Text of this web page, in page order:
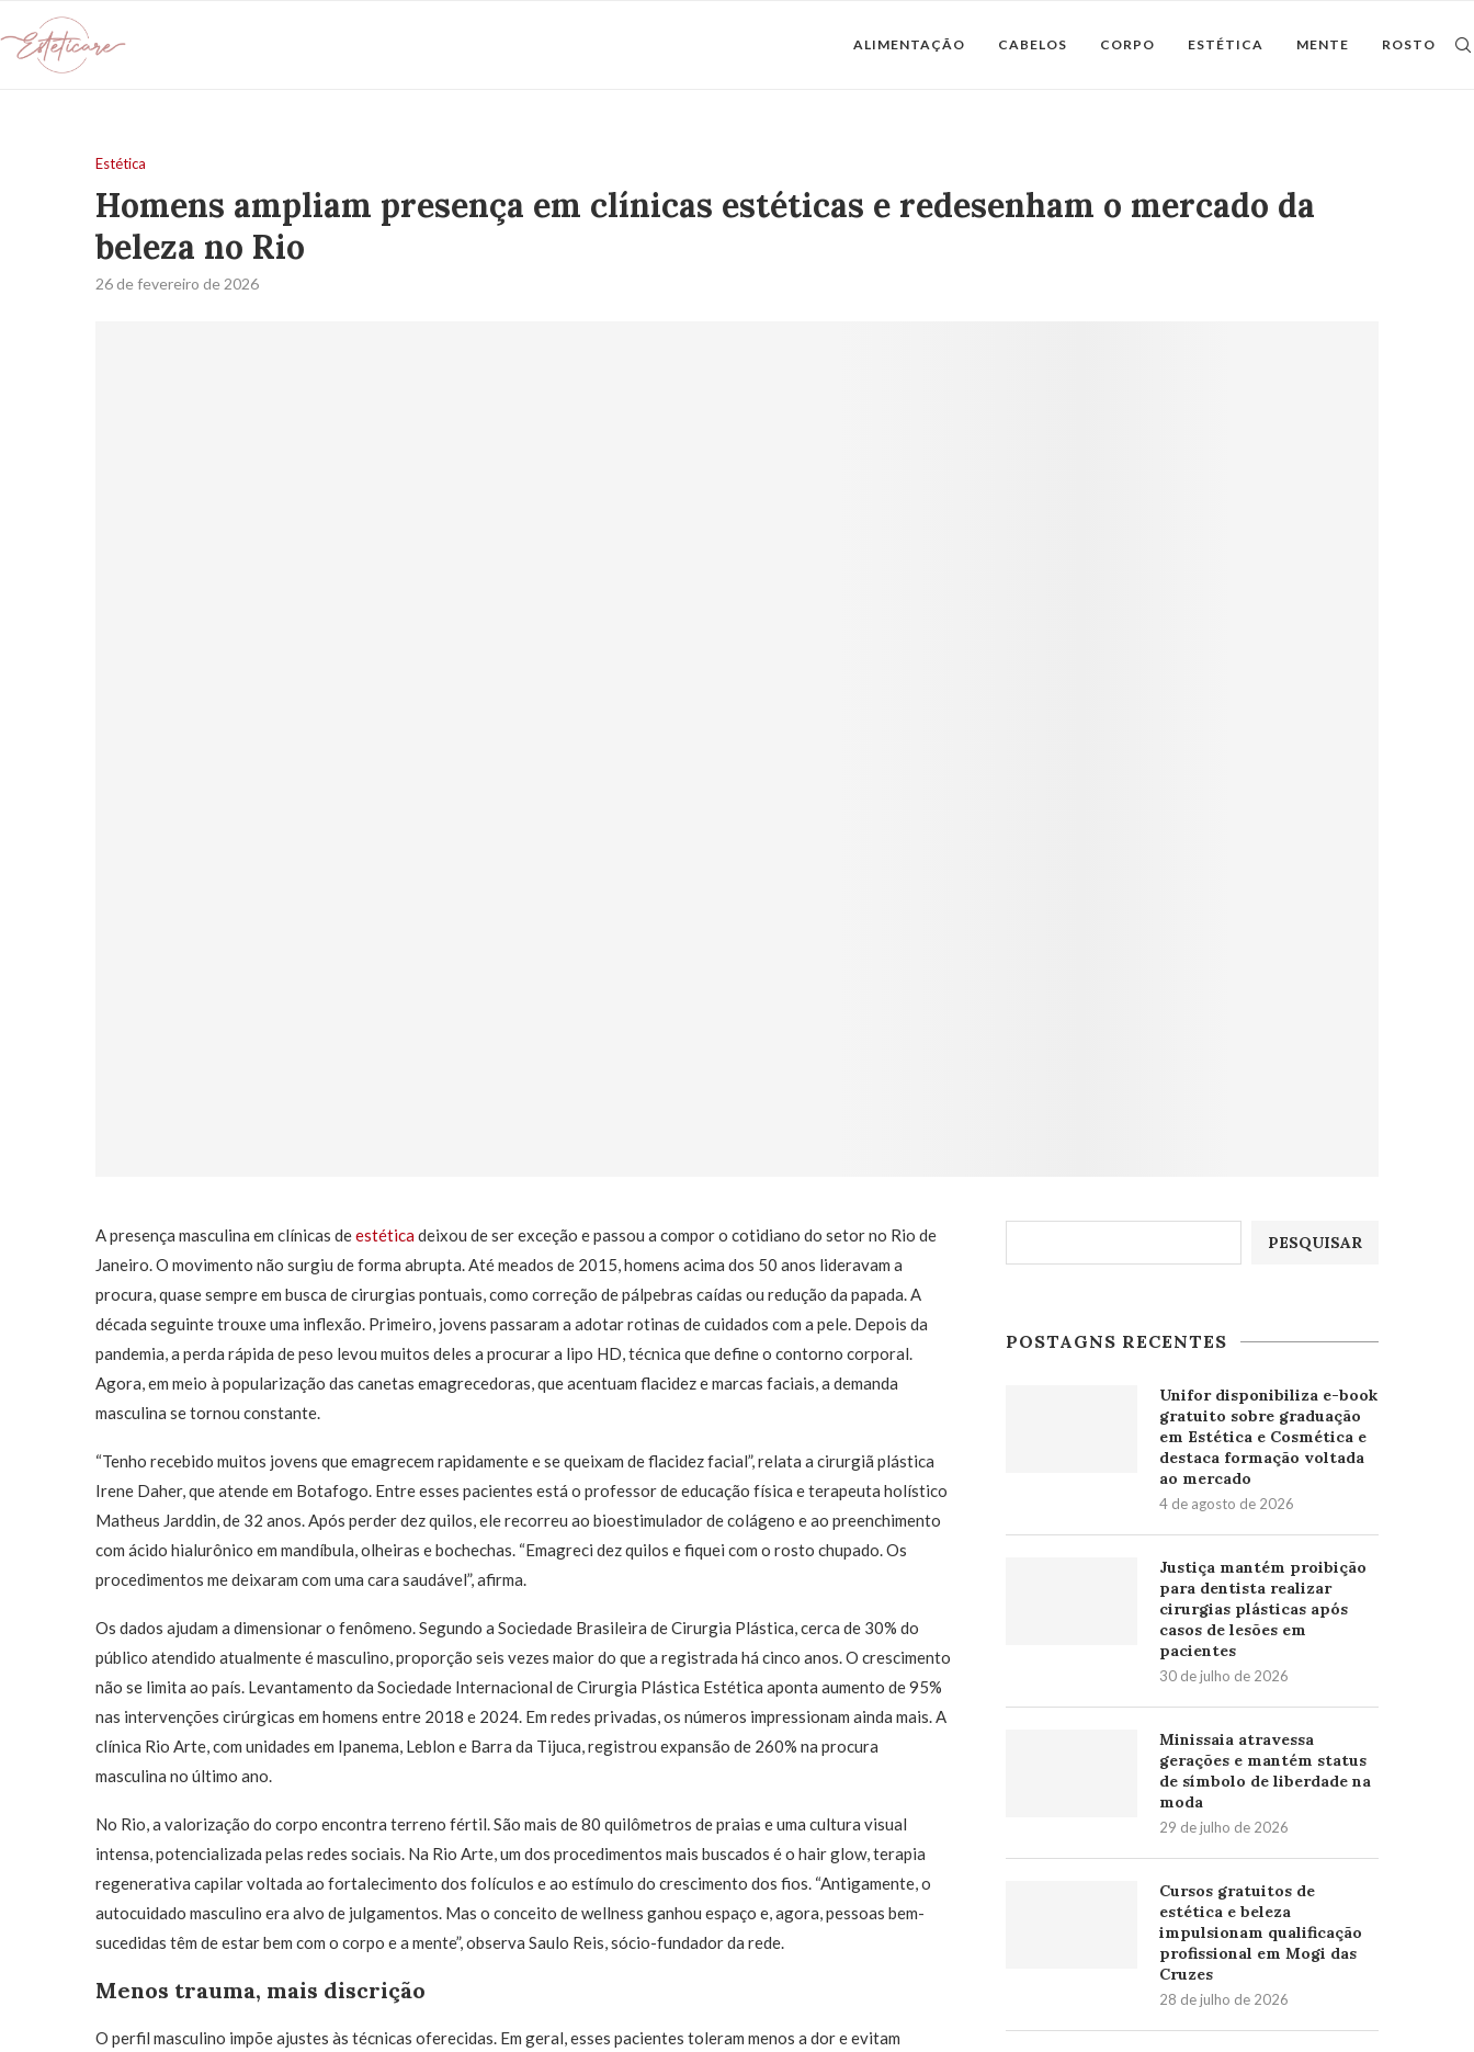
ALIMENTAÇÃO CABELOS CORPO ESTÉTICA MENTE ROSTO
Estética
Homens ampliam presença em clínicas estéticas e redesenham o mercado da
beleza no Rio
26 de fevereiro de 2026
A presença masculina em clínicas deestéticadeixou de ser exceção e passou a compor o cotidiano do setor no Rio de
Janeiro. O movimento não surgiu de forma abrupta. Até meados de 2015, homens acima dos 50 anos lideravam a
procura, quase sempre em busca de cirurgias pontuais, como correção de pálpebras caídas ou redução da papada. A
década seguinte trouxe uma inflexão. Primeiro, jovens passaram a adotar rotinas de cuidados com a pele. Depois da
pandemia, a perda rápida de peso levou muitos deles a procurar a lipo HD, técnica que define o contorno corporal.
Agora, em meio à popularização das canetas emagrecedoras, que acentuam flacidez e marcas faciais, a demanda
masculina se tornou constante.
“Tenho recebido muitos jovens que emagrecem rapidamente e se queixam de flacidez facial”, relata a cirurgiã plástica
Irene Daher, que atende em Botafogo. Entre esses pacientes está o professor de educação física e terapeuta holístico
Matheus Jarddin, de 32 anos. Após perder dez quilos, ele recorreu ao bioestimulador de colágeno e ao preenchimento
com ácido hialurônico em mandíbula, olheiras e bochechas. “Emagreci dez quilos e fiquei com o rosto chupado. Os
procedimentos me deixaram com uma cara saudável”, afirma.
Os dados ajudam a dimensionar o fenômeno. Segundo a Sociedade Brasileira de Cirurgia Plástica, cerca de 30% do
público atendido atualmente é masculino, proporção seis vezes maior do que a registrada há cinco anos. O crescimento
não se limita ao país. Levantamento da Sociedade Internacional de Cirurgia Plástica Estética aponta aumento de 95%
nas intervenções cirúrgicas em homens entre 2018 e 2024. Em redes privadas, os números impressionam ainda mais. A
clínica Rio Arte, com unidades em Ipanema, Leblon e Barra da Tijuca, registrou expansão de 260% na procura
masculina no último ano.
No Rio, a valorização do corpo encontra terreno fértil. São mais de 80 quilômetros de praias e uma cultura visual
intensa, potencializada pelas redes sociais. Na Rio Arte, um dos procedimentos mais buscados é o hair glow, terapia
regenerativa capilar voltada ao fortalecimento dos folículos e ao estímulo do crescimento dos fios. “Antigamente, o
autocuidado masculino era alvo de julgamentos. Mas o conceito de wellness ganhou espaço e, agora, pessoas bem-
sucedidas têm de estar bem com o corpo e a mente”, observa Saulo Reis, sócio-fundador da rede.
Menos trauma, mais discrição
O perfil masculino impõe ajustes às técnicas oferecidas. Em geral, esses pacientes toleram menos a dor e evitam
PESQUISAR
POSTAGNS RECENTES
Unifor disponibiliza e-book
gratuito sobre graduação
em Estética e Cosmética e
destaca formação voltada
ao mercado
4 de agosto de 2026
Justiça mantém proibição
para dentista realizar
cirurgias plásticas após
casos de lesões em
pacientes
30 de julho de 2026
Minissaia atravessa
gerações e mantém status
de símbolo de liberdade na
moda
29 de julho de 2026
Cursos gratuitos de
estética e beleza
impulsionam qualificação
profissional em Mogi das
Cruzes
28 de julho de 2026